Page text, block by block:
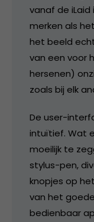
vanaf de
merken als
het beeld
van een voor
hersenen)
zoals bij elk
De user-
intuïtief. Wat
moeilijk te
stylus-pen,
knopjes op
van het
bedienbaar